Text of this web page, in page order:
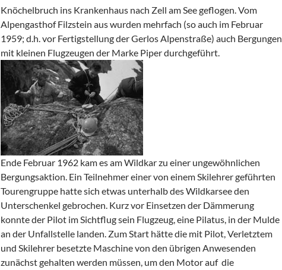
Knöchelbruch ins Krankenhaus nach Zell am See geflogen. Vom
Alpengasthof Filzstein aus wurden mehrfach (so auch im Februar
1959; d.h. vor Fertigstellung der Gerlos Alpenstraße) auch Bergungen
mit kleinen Flugzeugen der Marke Piper durchgeführt.
Ende Februar 1962 kam es am Wildkar zu einer ungewöhnlichen
Bergungsaktion. Ein Teilnehmer einer von einem Skilehrer geführten
Tourengruppe hatte sich etwas unterhalb des Wildkarsee den
Unterschenkel gebrochen. Kurz vor Einsetzen der Dämmerung
konnte der Pilot im Sichtflug sein Flugzeug, eine Pilatus, in der Mulde
an der Unfallstelle landen. Zum Start hätte die mit Pilot, Verletztem
und Skilehrer besetzte Maschine von den übrigen Anwesenden
zunächst gehalten werden müssen, um den Motor auf die